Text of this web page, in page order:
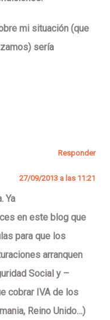
mi situación (que
sería
Responder
27/09/2013 a las 11:21
Ya
en este blog que
para que los
arranquen
Social y –
cobrar IVA de los
Reino Unido…)